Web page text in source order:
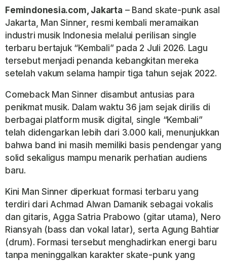
Femindonesia.com, Jakarta – Band skate-punk asal
Jakarta, Man Sinner, resmi kembali meramaikan
industri musik Indonesia melalui perilisan single
terbaru bertajuk “Kembali” pada 2 Juli 2026. Lagu
tersebut menjadi penanda kebangkitan mereka
setelah vakum selama hampir tiga tahun sejak 2022.
Comeback Man Sinner disambut antusias para
penikmat musik. Dalam waktu 36 jam sejak dirilis di
berbagai platform musik digital, single “Kembali”
telah didengarkan lebih dari 3.000 kali, menunjukkan
bahwa band ini masih memiliki basis pendengar yang
solid sekaligus mampu menarik perhatian audiens
baru.
Kini Man Sinner diperkuat formasi terbaru yang
terdiri dari Achmad Alwan Damanik sebagai vokalis
dan gitaris, Agga Satria Prabowo (gitar utama), Nero
Riansyah (bass dan vokal latar), serta Agung Bahtiar
(drum). Formasi tersebut menghadirkan energi baru
tanpa meninggalkan karakter skate-punk yang